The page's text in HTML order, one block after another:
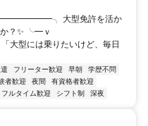
大型免許を活か
か？✨ ╰━ｖ
は乗りたいけど、毎日
フリーター歓迎 早朝
学歴不問
者歓迎 夜間
有資格者歓迎
フルタイム歓迎 シフト制 深夜